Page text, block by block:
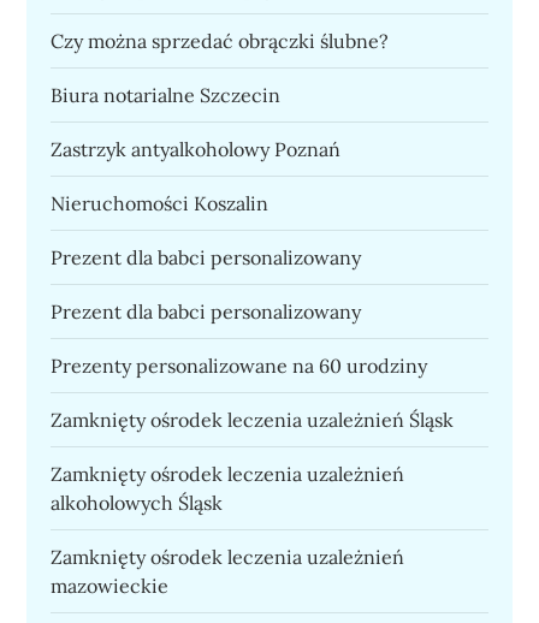
Czy można sprzedać obrączki ślubne?
Biura notarialne Szczecin
Zastrzyk antyalkoholowy Poznań
Nieruchomości Koszalin
Prezent dla babci personalizowany
Prezent dla babci personalizowany
Prezenty personalizowane na 60 urodziny
Zamknięty ośrodek leczenia uzależnień Śląsk
Zamknięty ośrodek leczenia uzależnień
alkoholowych Śląsk
Zamknięty ośrodek leczenia uzależnień
mazowieckie